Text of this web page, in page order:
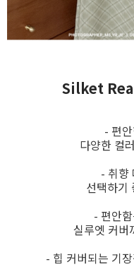
Silket
- 편
다양한 컬
- 취향
선택하기
- 편안
실루엣 커버
- 힙 커버되는 기